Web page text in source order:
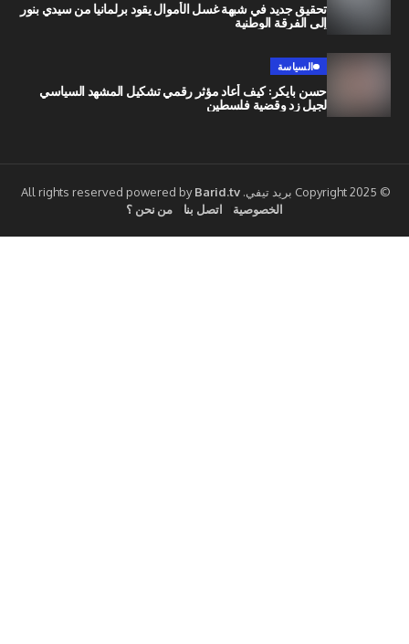
تحقيق جديد في شبهة غسل الأموال يقود برلمانيا من سيدي بنور
إلى الفرقة الوطنية
حسن بايكر: كيف أعاد مؤثر رقمي تشكيل المشهد السياسي
لجيل زد وقضية فلسطين
Barid.tv
اتصل بنا من نحن ؟